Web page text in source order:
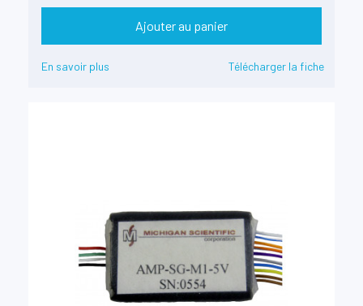
Ajouter au panier
En savoir plus Télécharger la fiche